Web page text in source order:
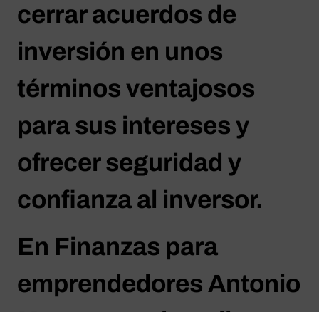
cerrar acuerdos de
inversión en unos
términos ventajosos
para sus intereses y
ofrecer seguridad y
confianza al inversor.
En Finanzas para
emprendedores Antonio